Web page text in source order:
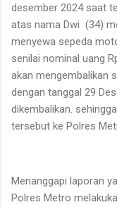
desember 2024 saat
atas nama Dwi (34)
menyewa sepeda
senilai nominal uang
akan mengembalikan
dengan tanggal 29
dikembalikan.
tersebut ke Polres
Menanggapi laporan
Polres Metro